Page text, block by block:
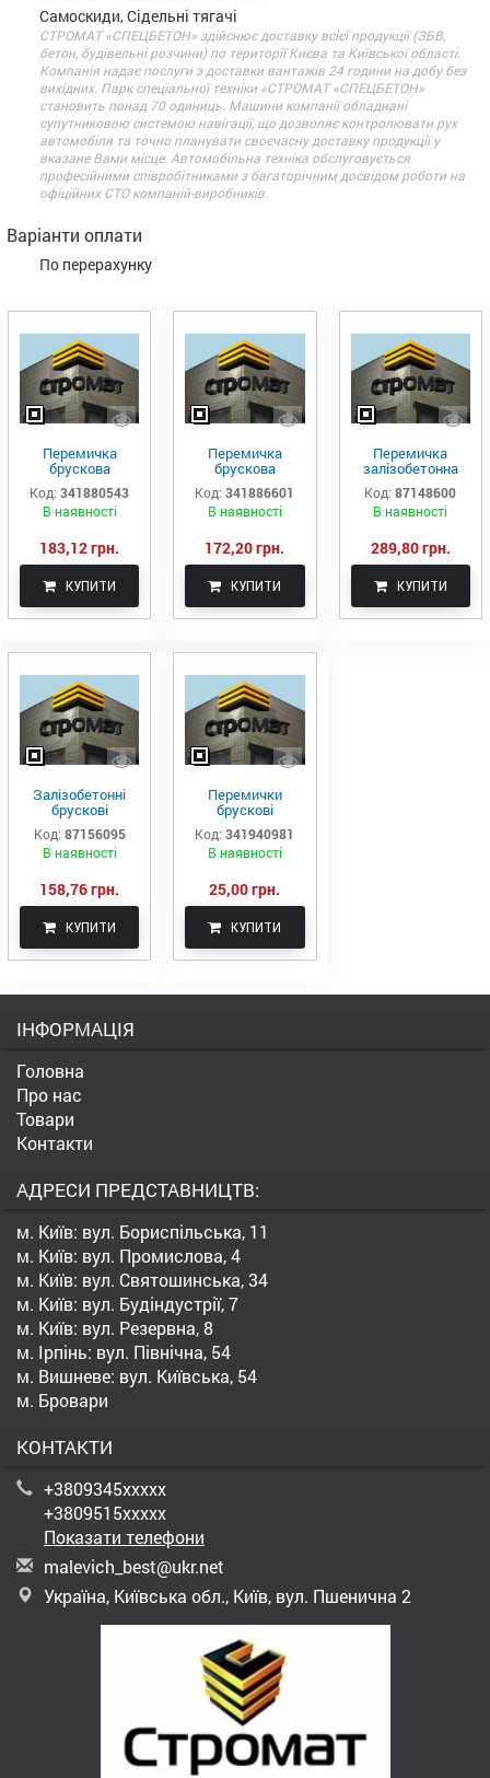
Самоскиди, Сідельні тягачі
СТРОМАТ «СПЕЦБЕТОН» здійснює доставку всієї продукції (ЗБВ,
бетон, будівельні розчини) по території Києва та Київської області.
Компанія надає послуги з доставки вантажів 24 години на добу без
вихідних. Парк спеціальної техніки «СТРОМАТ «СПЕЦБЕТОН»
становить понад 70 одиниць. Машини компанії обладнані
супутниковою системою навігації, що дозволяє контролювати рух
автомобіля та точно планувати своєчасну доставку продукції у
вказане Вами місце. Автомобільна техніка обслуговується
професійними співробітниками з багаторічним досвідом роботи на
офіційних СТО компаній-виробників.
Варіанти оплати
По перерахунку
Перемичка
брускова
монолітна 2ПБ
29-4-п
Код: 341880543
В наявності
183,12 грн.
КУПИТИ
Перемичка
брускова
монолітна 3ПБ
16-37-п
Код: 341886601
В наявності
172,20 грн.
КУПИТИ
Перемичка
залізобетонна
брускова 5ПБ18-
27-п
Код: 87148600
В наявності
289,80 грн.
КУПИТИ
Залізобетонні
брускові
перемички
2ПБ26-4-п
Код: 87156095
В наявності
158,76 грн.
КУПИТИ
Перемички
брускові
залізобетонні
Стромат
Код: 341940981
В наявності
25,00 грн.
КУПИТИ
ІНФОРМАЦІЯ
Головна
Про нас
Товари
Контакти
АДРЕСИ ПРЕДСТАВНИЦТВ:
м. Київ: вул. Бориспільська, 11
м. Київ: вул. Промислова, 4
м. Київ: вул. Святошинська, 34
м. Київ: вул. Будіндустрії, 7
м. Київ: вул. Резервна, 8
м. Ірпінь: вул. Північна, 54
м. Вишневе: вул. Київська, 54
м. Бровари
КОНТАКТИ
+3809345xxxxx
+3809515xxxxx
Показати телефони
malevich_best@ukr.net
Україна, Київська обл., Київ, вул. Пшенична 2